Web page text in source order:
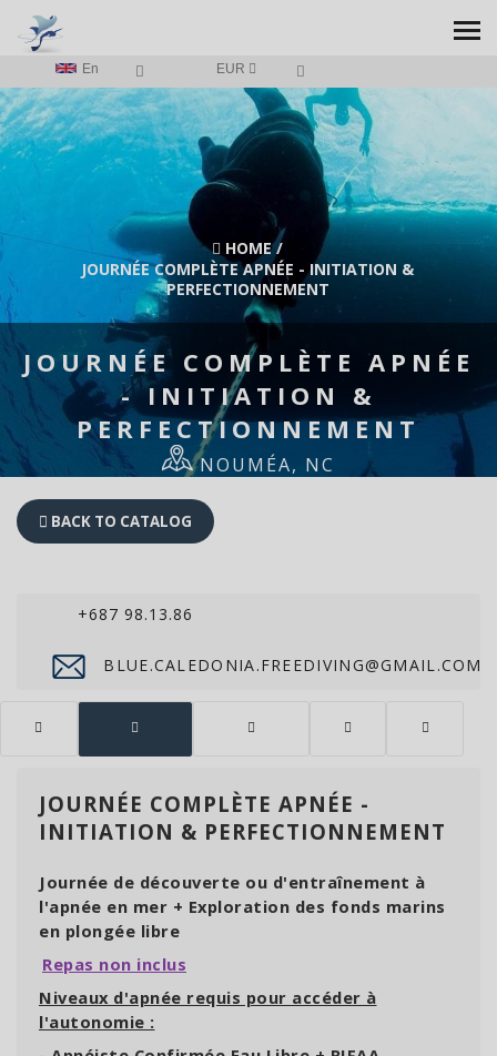
En EUR
HOME/
JOURNÉE COMPLÈTE APNÉE - INITIATION &
PERFECTIONNEMENT
JOURNÉE COMPLÈTE APNÉE
- INITIATION &
PERFECTIONNEMENT
NOUMÉA, NC
BACK TO CATALOG
+687 98.13.86
BLUE.CALEDONIA.FREEDIVING@GMAIL.COM
JOURNÉE COMPLÈTE APNÉE -
INITIATION & PERFECTIONNEMENT
Journée de découverte ou d'entraînement à
l'apnée en mer + Exploration des fonds marins
en plongée libre
Repas non inclus
Niveaux d'apnée requis pour accéder à
l'autonomie :